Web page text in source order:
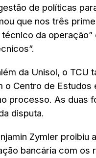
de políticas
que nos três
da
da Unisol, o TCU
o Centro de
processo. As duas
disputa.
Zymler proibiu
bancária com